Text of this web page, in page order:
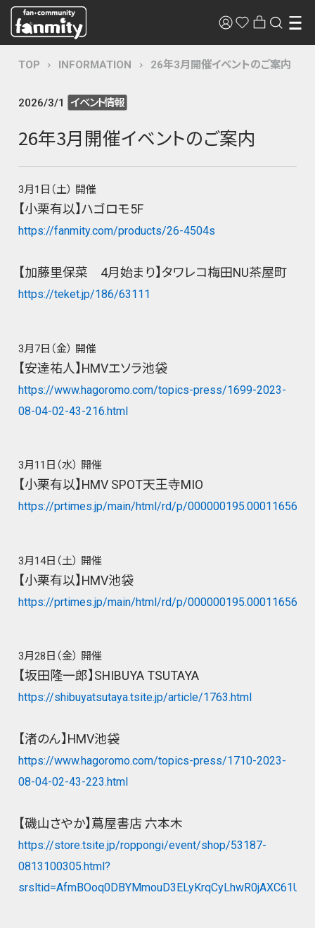
TOP INFORMATION 26年3月開催イベントのご案内
2026/3/1 イベント情報
26年3月開催イベントのご案内
3月1日（土） 開催
【小栗有以】ハゴロモ5F
https://fanmity.com/products/26-4504s
【加藤里保菜 4月始まり】タワレコ梅田NU茶屋町
https://teket.jp/186/63111
3月7日（金） 開催
【安達祐人】HMVエソラ池袋
https://www.hagoromo.com/topics-press/1699-2023-
08-04-02-43-216.html
3月11日（水） 開催
【小栗有以】HMV SPOT天王寺MIO
https://prtimes.jp/main/html/rd/p/
3月14日（土） 開催
【小栗有以】HMV池袋
https://prtimes.jp/main/html/rd/p/
3月28日（金） 開催
【坂田隆一郎】SHIBUYA TSUTAYA
https://shibuyatsutaya.tsite.jp/article/1763.html
【渚のん】HMV池袋
https://www.hagoromo.com/topics-press/1710-2023-
08-04-02-43-223.html
【磯山さやか】蔦屋書店 六本木
https://store.tsite.jp/roppongi/event/shop/53187-
0813100305.html?